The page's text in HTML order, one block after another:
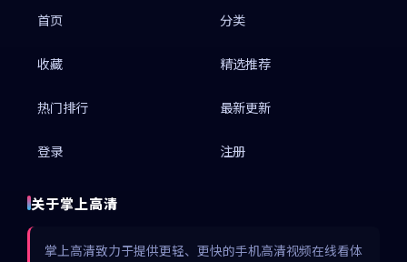
首页 分类
收藏 精选推荐
热门排行 最新更新
登录 注册
关于掌上高清
掌上高清致力于提供更轻、更快的手机高清视频在线看体